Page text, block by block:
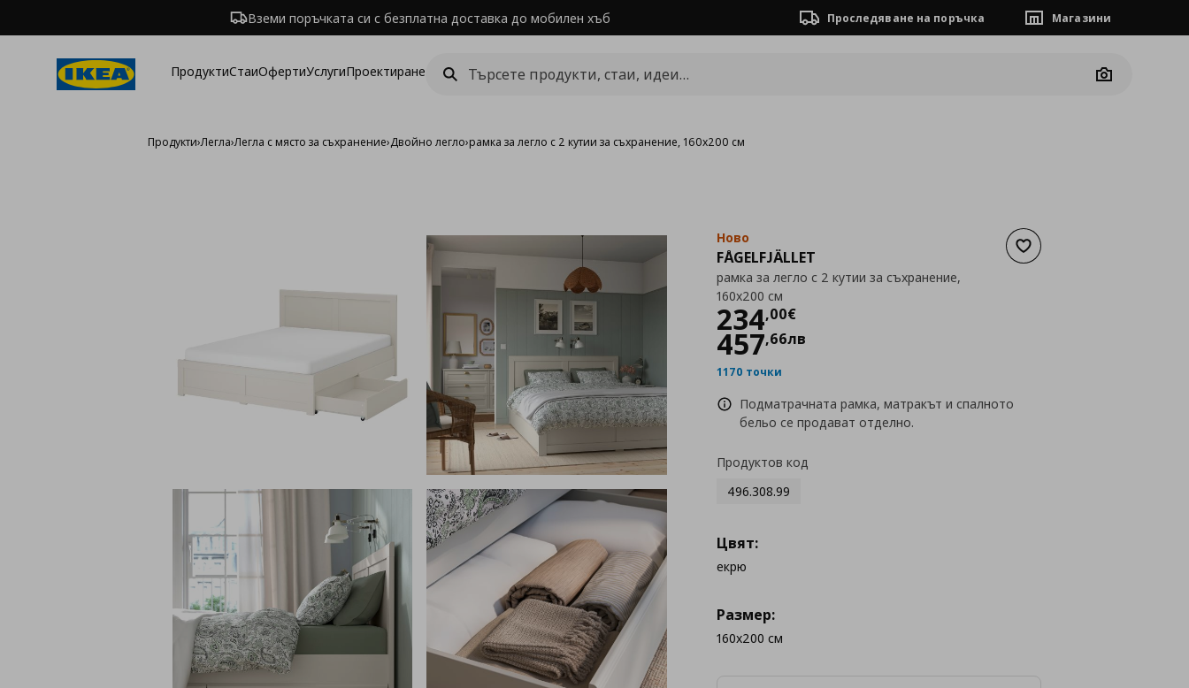
Вземи поръчката си с безплатна доставка до мобилен хъб Проследяване на поръчка Магазини
ПродуктиСтаиОфертиУслугиПроектиране
Camera
Продукти›Легла›Легла с място за съхранение›Двойно легло›рамка за легло с 2 кутии за съхранение, 160x200 см
Добави към списъка с
Ново
FÅGELFJÄLLET
рамка за легло с 2 кутии за съхранение,
160x200 см
234,00€
Цена234,00 €
457,66лв
1170 точки
Подматрачната рамка, матракът и спалното
бельо се продават отделно.
Продуктов код
496.308.99
Цвят:
екрю
Размер:
160x200 см